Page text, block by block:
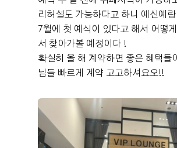
The Venir
더 베니르 고객님들께서
후기 쓰기
리허설도 가능하다고 하니 예신예
7월에 첫 예식이 있다고 해서 어떻
서 찾아가볼 예정이다 !
확실히 올 해 계약하면 좋은 혜택들
님들 빠르게 계약 고고하셔요오!!